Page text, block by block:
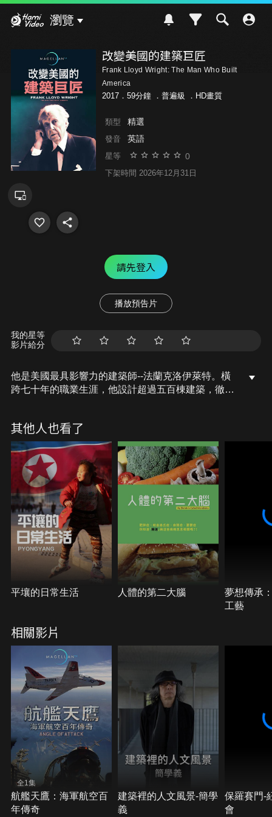
瀏覽
改變美國的建築巨匠
Frank Lloyd Wright: The Man Who Built
America
2017．59分鐘 ． 普遍級 ．HD畫質
類型 精選
發音 英語
星等 0
下架時間 2026年12月31日
請先登入
播放預告片
我的星等
影片給分
他是美國最具影響力的建築師--法蘭克洛伊萊特。橫
跨七十年的職業生涯，他設計超過五百棟建築，徹底
建築，並追溯這位傳奇人物背後的故事。萊特既是天
才，也是爭議不斷的藝術家，他的作品與人生交織出
一段改變建築史的壯闊篇章。
其他人也看了
平壤的日常生活 人體的第二大腦
夢想傳承
工藝
相關影片
全1集
航艦天鷹：海軍航空百
年傳奇
建築裡的人文風景-簡學
義
保羅賽門-
會